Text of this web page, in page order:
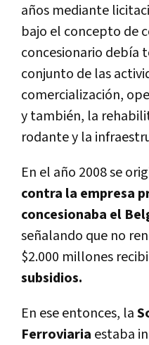
años mediante
bajo el concepto de
concesionario debía
conjunto de las
comercialización,
y también, la
rodante y la
En el año 2008 se
contra la empresa
concesionaba el
señalando que no
$2.000 millones
subsidios.
En ese entonces, la
Ferroviaria estaba